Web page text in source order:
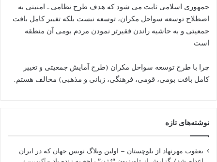
جمهوری اسلامی ثابت می شود که هدف طرح نظامی ـ امنیتی به
اصطلاح توسعه سواحل مکران، توسعه نیست بلکه تغییر کامل بافت
جمعیتی و به حاشیه راندن فقیرتر نمودن مردم بومی آن منطقه
است
چرا با طرح توسعه سواحل مکران (طرح آمایش جمعیتی و تغییر
کامل بافت بومی، قومی، فرهنگی، زبانی و مذهبی) مخالف هستم.
نوشته‌های تازه
یعقوب مهرنهاد از بلوچستان – اولین وبلاگ نویس جهان که در ایران